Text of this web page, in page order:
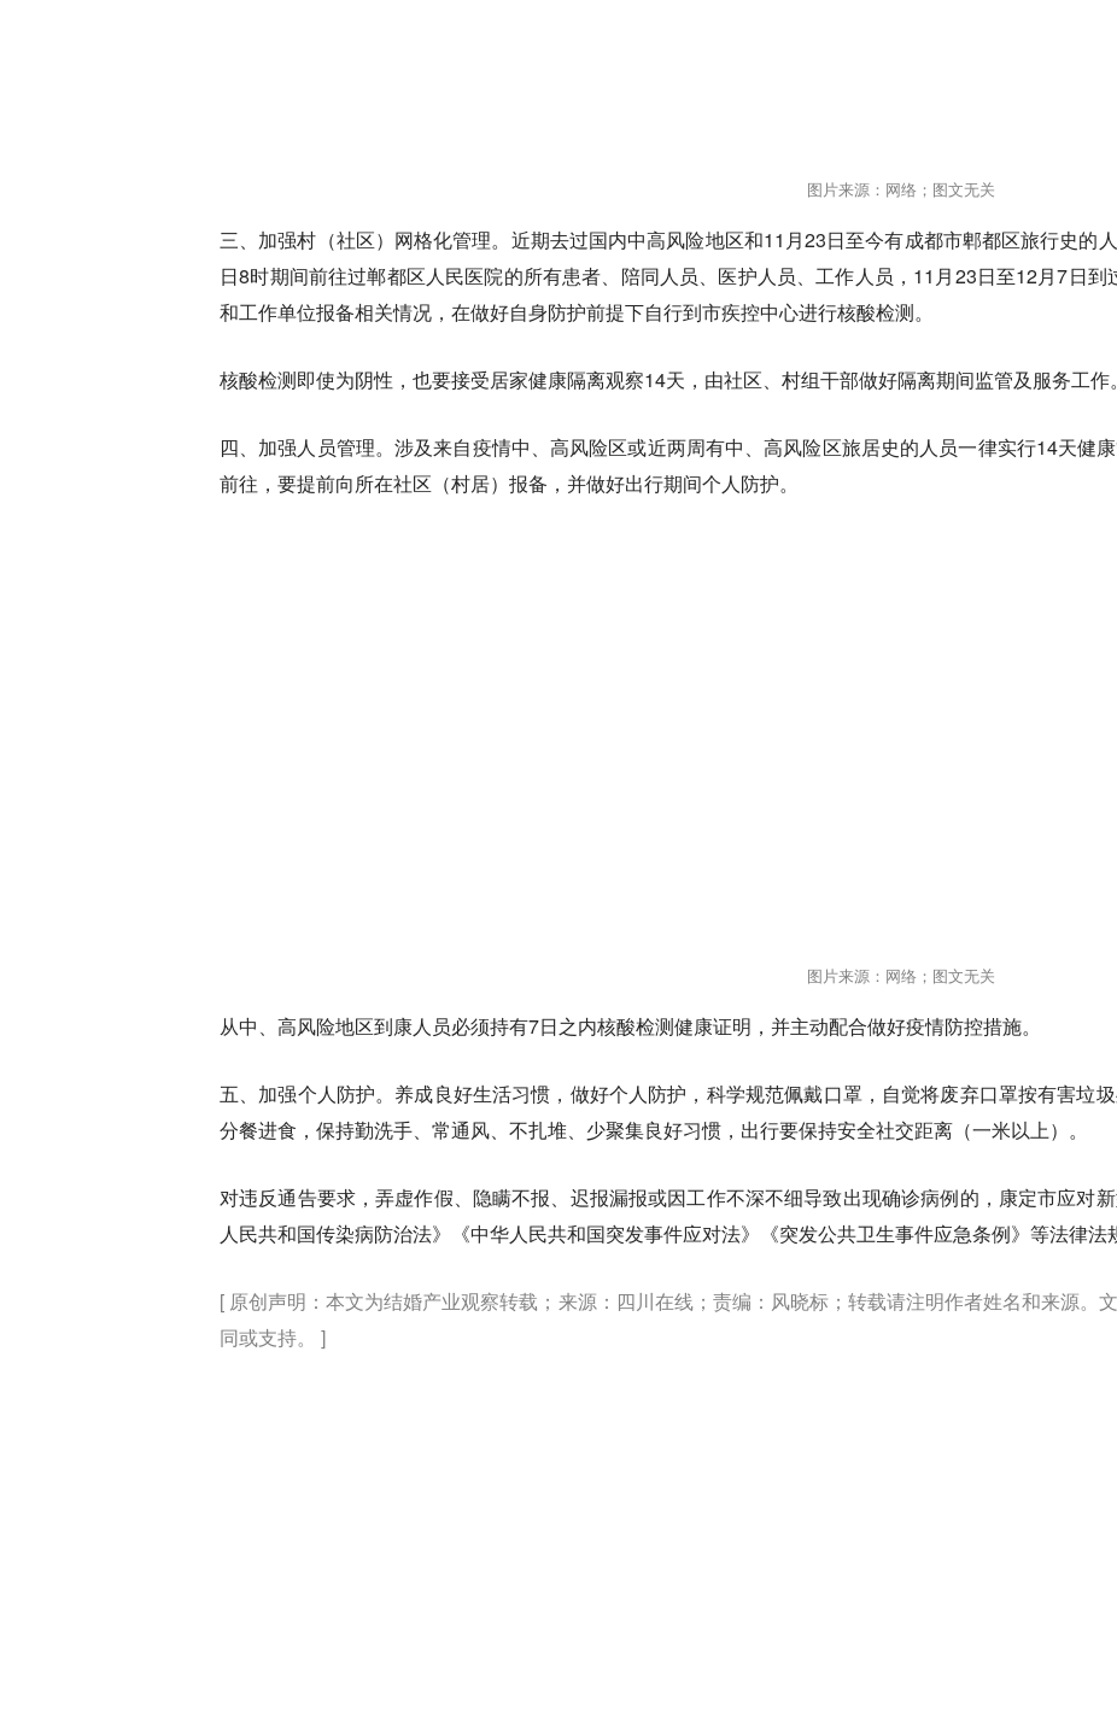
图片来源：网络；图文无关
三、加强村（社区）网格化管理。 近期去过国内中高风险地区和11月23日至今有成都市郫都区旅行史的
日8时期间前往过郸都区人民医院的所有患者、陪同人员、医护人员、工作人员，11月23日至12月7日到
和工作单位报备相关情况，在做好自身防护前提下自行到市疾控中心进行核酸检测。
核酸检测即使为阴性，也要接受居家健康隔离观察14天，由社区、村组干部做好隔离期间监管及服务工作。
四、加强人员管理。涉及来自疫情中、高风险区或近两周有中、高风险区旅居史的人员一律实行14天健
前往，要提前向所在社区（村居）报备，并做好出行期间个人防护。
图片来源：网络；图文无关
从中、高风险地区到康人员必须持有7日之内核酸检测健康证明，并主动配合做好疫情防控措施。
五、加强个人防护。 养成良好生活习惯，做好个人防护，科学规范佩戴口罩，自觉将废弃口罩按有害垃
分餐进食，保持勤洗手、常通风、不扎堆、少聚集良好习惯，出行要保持安全社交距离（一米以上）。
对违反通告要求，弄虚作假、隐瞒不报、迟报漏报或因工作不深不细导致出现确诊病例的，康定市应对
人民共和国传染病防治法》《中华人民共和国突发事件应对法》《突发公共卫生事件应急条例》等法律法
[ 原创声明：本文为结婚产业观察转载；来源：四川在线；责编：风晓标；转载请注明作者姓名和来源。
同或支持。 ]